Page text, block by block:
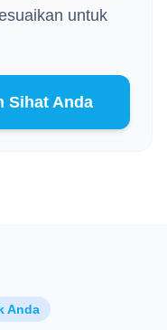
untuk
Sihat Anda
Anda